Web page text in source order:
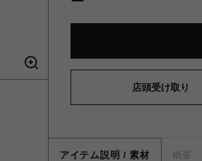
店頭受け取り
アイテム説明 / 素材 概要